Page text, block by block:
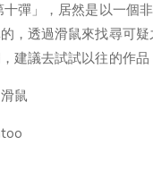
彈」，居然是以一個
，透過滑鼠來找尋可
建議去試試以往的作
鼠